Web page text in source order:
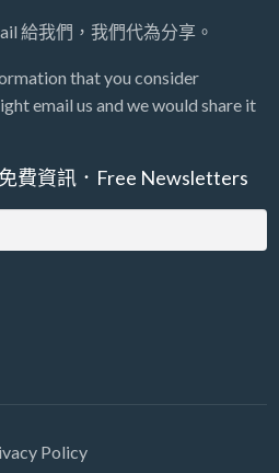
給我們，我們代為分享。
that you consider
email us and we would share it
費資訊．Free Newsletters
Policy